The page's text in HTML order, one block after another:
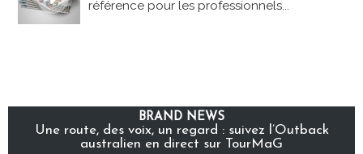
référence pour les professionnels...
BRAND NEWS
Une route, des voix, un regard : suivez l’Outback
australien en direct sur TourMaG